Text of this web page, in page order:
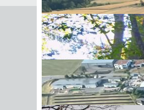
Empfehlung senden an*
Mit diesem Kommentar